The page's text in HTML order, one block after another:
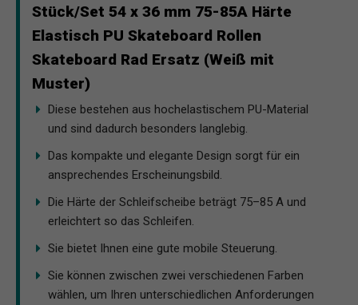
Stück/Set 54 x 36 mm 75-85A Härte
Elastisch PU Skateboard Rollen
Skateboard Rad Ersatz (Weiß mit
Muster)
Diese bestehen aus hochelastischem PU-Material
und sind dadurch besonders langlebig.
Das kompakte und elegante Design sorgt für ein
ansprechendes Erscheinungsbild.
Die Härte der Schleifscheibe beträgt 75–85 A und
erleichtert so das Schleifen.
Sie bietet Ihnen eine gute mobile Steuerung.
Sie können zwischen zwei verschiedenen Farben
wählen, um Ihren unterschiedlichen Anforderungen